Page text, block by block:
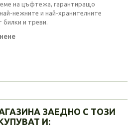
на цъфтежа, гарантиращо
нежните и най-хранителните
билки и треви.
ЗАЕДНО С ТОЗИ
И: